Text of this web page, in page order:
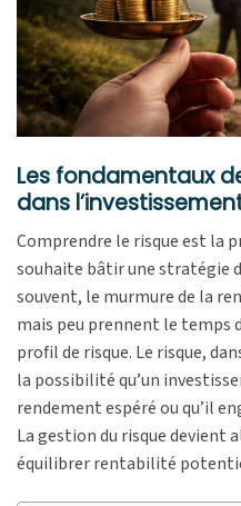
Les fondamentaux
dans
Comprendre le risque est la
souhaite bâtir une stratégie
souvent, le murmure de la
mais peu prennent le temps
profil de risque. Le risque,
la possibilité qu’un
rendement espéré ou qu’il
La gestion du risque devient
équilibrer rentabilité